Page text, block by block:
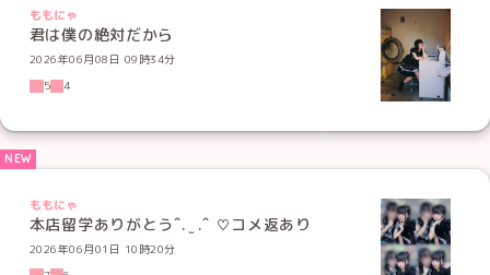
ももにゃ
君は僕の絶対だから
2026年06月08日 09時34分
5
4
ももにゃ
本店留学ありがとうˆ. ̫ .ˆ‎ ♡コメ返あり
2026年06月01日 10時20分